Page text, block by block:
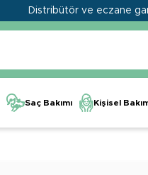
Distribütör ve eczane
Saç Bakımı Kişisel